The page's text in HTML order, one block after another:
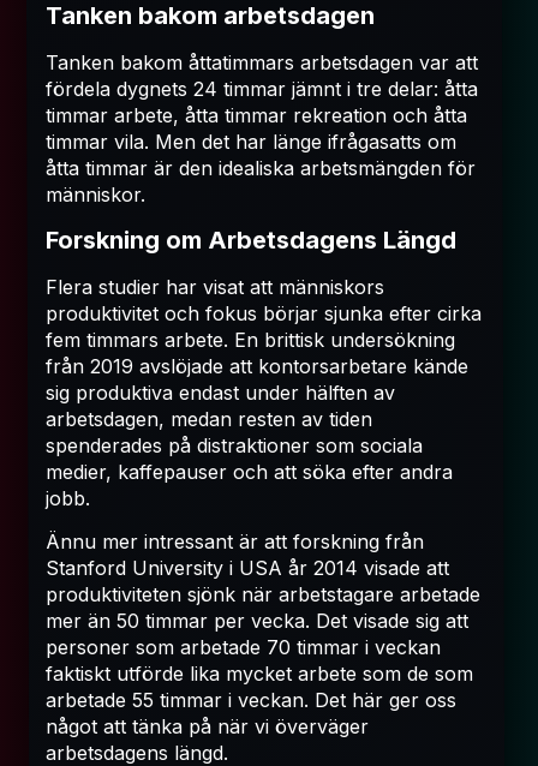
Tanken bakom arbetsdagen
Tanken bakom åttatimmars arbetsdagen var att
fördela dygnets 24 timmar jämnt i tre delar: åtta
timmar arbete, åtta timmar rekreation och åtta
timmar vila. Men det har länge ifrågasatts om
åtta timmar är den idealiska arbetsmängden för
människor.
Forskning om Arbetsdagens Längd
Flera studier har visat att människors
produktivitet och fokus börjar sjunka efter cirka
fem timmars arbete. En brittisk undersökning
från 2019 avslöjade att kontorsarbetare kände
sig produktiva endast under hälften av
arbetsdagen, medan resten av tiden
spenderades på distraktioner som sociala
medier, kaffepauser och att söka efter andra
jobb.
Ännu mer intressant är att forskning från
Stanford University i USA år 2014 visade att
produktiviteten sjönk när arbetstagare arbetade
mer än 50 timmar per vecka. Det visade sig att
personer som arbetade 70 timmar i veckan
faktiskt utförde lika mycket arbete som de som
arbetade 55 timmar i veckan. Det här ger oss
något att tänka på när vi överväger
arbetsdagens längd.